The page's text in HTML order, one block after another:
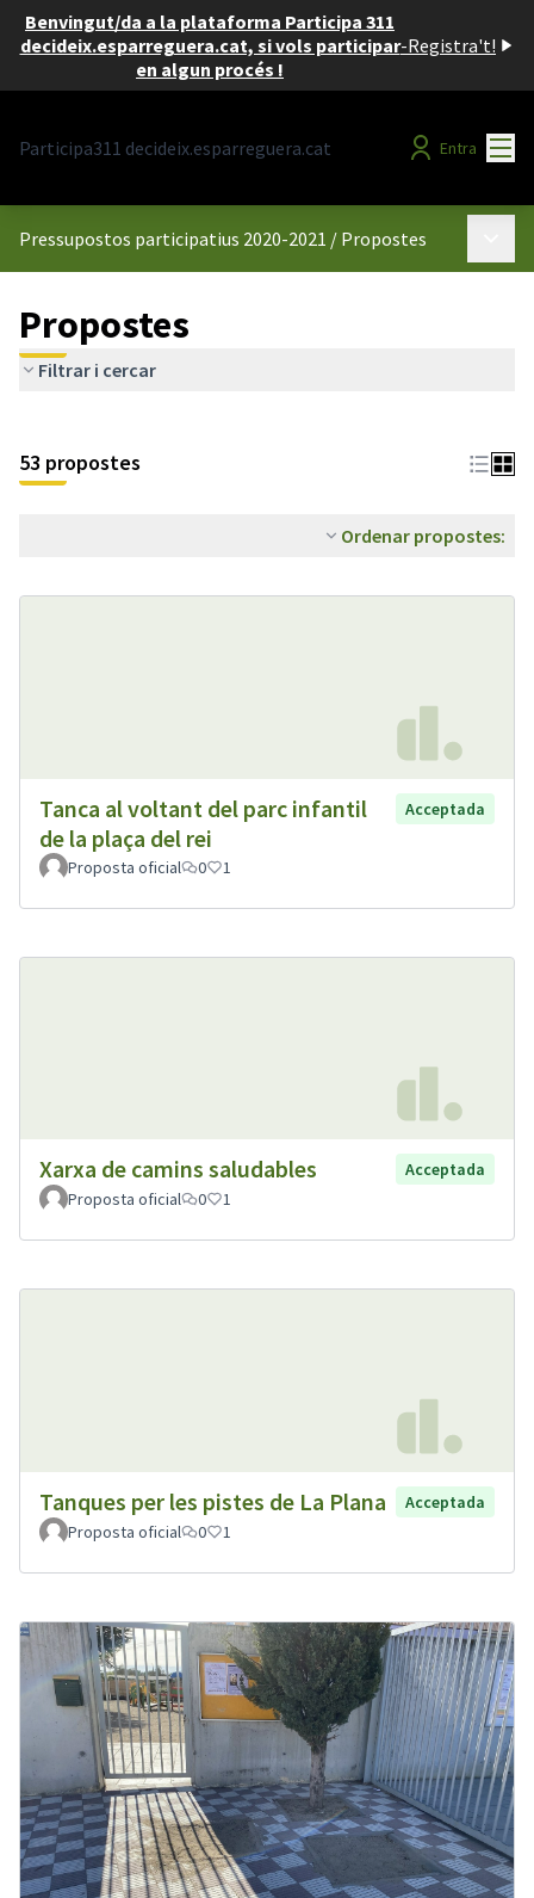
Benvingut/da a la plataforma Participa 311
decideix.esparreguera.cat, si vols participar
en algun procés !
-Registra't!
Participa311 decideix.esparreguera.cat Entra
Pressupostos participatius 2020-2021 / Propostes
Propostes
Filtrar i cercar
53 propostes
Ordenar propostes:
Tanca al voltant del parc infantil
de la plaça del rei
Acceptada
Proposta oficial 0 1
Xarxa de camins saludables
Acceptada
Proposta oficial
0 1
Tanques per les pistes de La Plana
Acceptada
Proposta oficial
0 1